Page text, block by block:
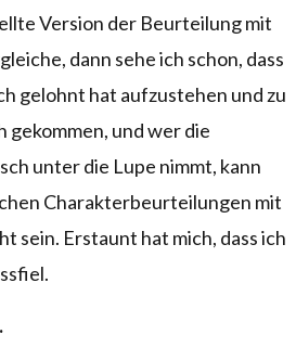
Version der Beurteilung mit
dann sehe ich schon, dass
gelohnt hat aufzustehen und zu
gekommen, und wer die
unter die Lupe nimmt, kann
Charakterbeurteilungen mit
sein. Erstaunt hat mich, dass ich